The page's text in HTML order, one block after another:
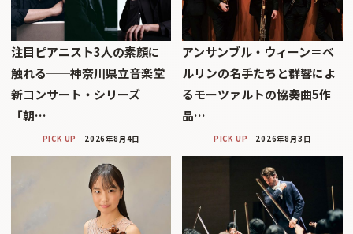
注目ピアニスト3人の素顔に
触れる──神奈川県立音楽堂
新コンサート・シリーズ
「朝…
PICK UP 2026年8月4日
アンサンブル・ウィーン＝ベ
ルリンの名手たちと群響によ
るモーツァルトの協奏曲5作
品…
PICK UP 2026年8月3日